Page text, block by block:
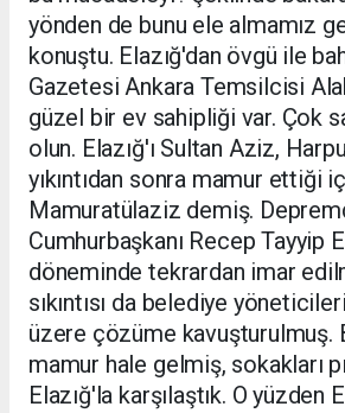
yönden de bunu ele almamız
konuştu. Elazığ'dan övgü ile
Gazetesi Ankara Temsilcisi
güzel bir ev sahipliği var. Çok
olun. Elazığ'ı Sultan Aziz,
yıkıntıdan sonra mamur ettiği
Mamuratülaziz demiş.
Cumhurbaşkanı Recep Tayyip
döneminde tekrardan imar
sıkıntısı da belediye
üzere çözüme kavuşturulmuş.
mamur hale gelmiş, sokakları
Elazığ'la karşılaştık. O yüzden